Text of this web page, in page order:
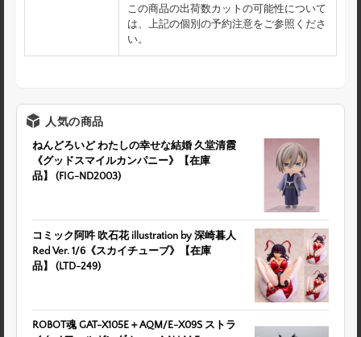
この商品の出荷数カットの可能性について
は、上記の個別の予約注意をご参照くださ
い。
人気の商品
ねんどろいど わたしの幸せな結婚 久堂清霞
《グッドスマイルカンパニー》【在庫
品】 (FIG-ND2003)
コミック阿吽 吹石花 illustration by 深崎暮人
Red Ver. 1/6《スカイチューブ》【在庫
品】 (LTD-249)
ROBOT魂GAT-X105E＋AQM/E-X09S ストラ